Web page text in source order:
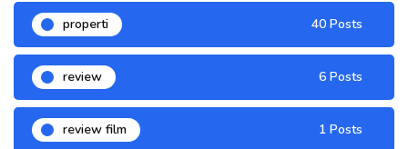
properti 40 Posts
review 6 Posts
review film 1 Posts